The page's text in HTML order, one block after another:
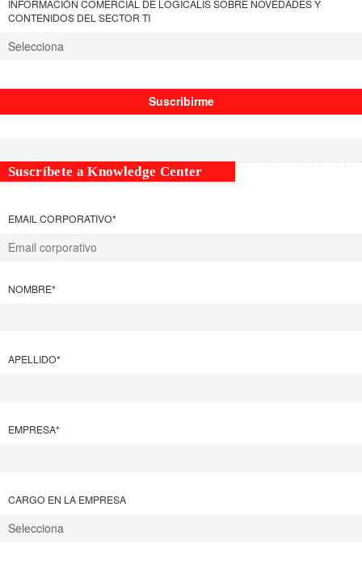
INFORMACIÓN COMERCIAL DE LOGICALIS SOBRE NOVEDADES Y
CONTENIDOS DEL SECTOR TI
Suscríbete a Knowledge Center
EMAIL CORPORATIVO*
NOMBRE*
APELLIDO*
EMPRESA*
CARGO EN LA EMPRESA